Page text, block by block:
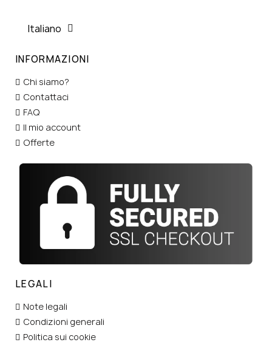
Italiano
INFORMAZIONI
Chi siamo?
Contattaci
FAQ
Il mio account
Offerte
LEGALI
Note legali
Condizioni generali
Politica sui cookie